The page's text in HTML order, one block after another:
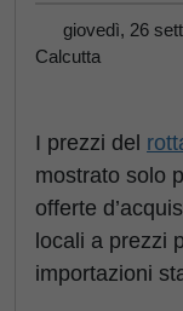
giovedì, 26
Calcutta
I prezzi del
mostrato solo
offerte
locali a prezzi
importazioni